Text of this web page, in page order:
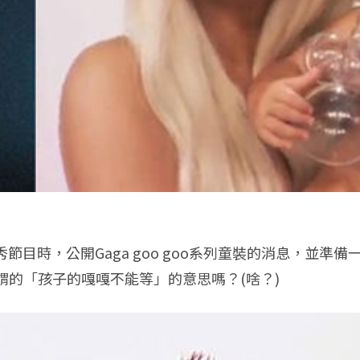
目時，公開Gaga goo goo系列童裝的消息，並準備
「孩子的嘎嘎不能等」的意思嗎？(啥？)